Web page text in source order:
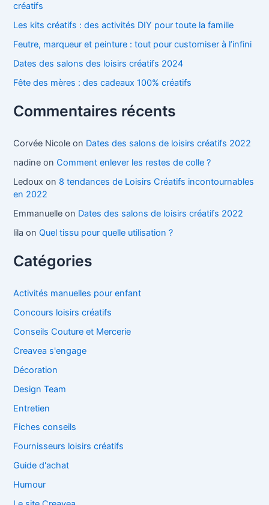
créatifs
Les kits créatifs : des activités DIY pour toute la famille
Feutre, marqueur et peinture : tout pour customiser à l’infini
Dates des salons des loisirs créatifs 2024
Fête des mères : des cadeaux 100% créatifs
Commentaires récents
Corvée Nicole on Dates des salons de loisirs créatifs 2022
nadine on Comment enlever les restes de colle ?
Ledoux on 8 tendances de Loisirs Créatifs incontournables
en 2022
Emmanuelle on Dates des salons de loisirs créatifs 2022
lila on Quel tissu pour quelle utilisation ?
Catégories
Activités manuelles pour enfant
Concours loisirs créatifs
Conseils Couture et Mercerie
Creavea s'engage
Décoration
Design Team
Entretien
Fiches conseils
Fournisseurs loisirs créatifs
Guide d'achat
Humour